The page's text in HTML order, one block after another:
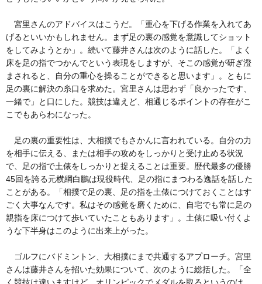
宮里さんのアドバイスはこうだ。「重心を下げる作業を入れてあ
げるといいかもしれません。まず足の裏の感覚を意識してショット
をしてみようとか」。続いて藤井さんは次のように話した。「よく
床を足の指でつかんでという表現をしますが、そこの感覚が研ぎ澄
まされると、自分の重心を操ることができると思います」。ともに
足の裏に解決の糸口を求めた。宮里さんは思わず「良かったです、
一緒で」と口にした。競技は違えど、相通じるポイントの存在がこ
こでもあらわになった。
足の裏の重要性は、大相撲でもさかんに言われている。自分の力
を相手に伝える、または相手の攻めをしっかりと受け止める状況
で、足の指で土俵をしっかりと捉えることは重要。歴代最多の優勝
45回を誇る元横綱白鵬は現役時代、足の指にまつわる逸話を話した
ことがある。「相撲で足の裏、足の指を土俵につけておくことはす
ごく大事なんです。私はその感覚を磨くために、自宅でも常に足の
親指を床につけて歩いていたこともあります」。土俵に吸い付くよ
うな下半身はこのように出来上がった。
ゴルフにバドミントン、大相撲にまで共通するアプローチ。宮里
さんは藤井さんを招いた効果について、次のように総括した。「全
く競技は違いますけど、オリンピックでメダルを取るというのは、